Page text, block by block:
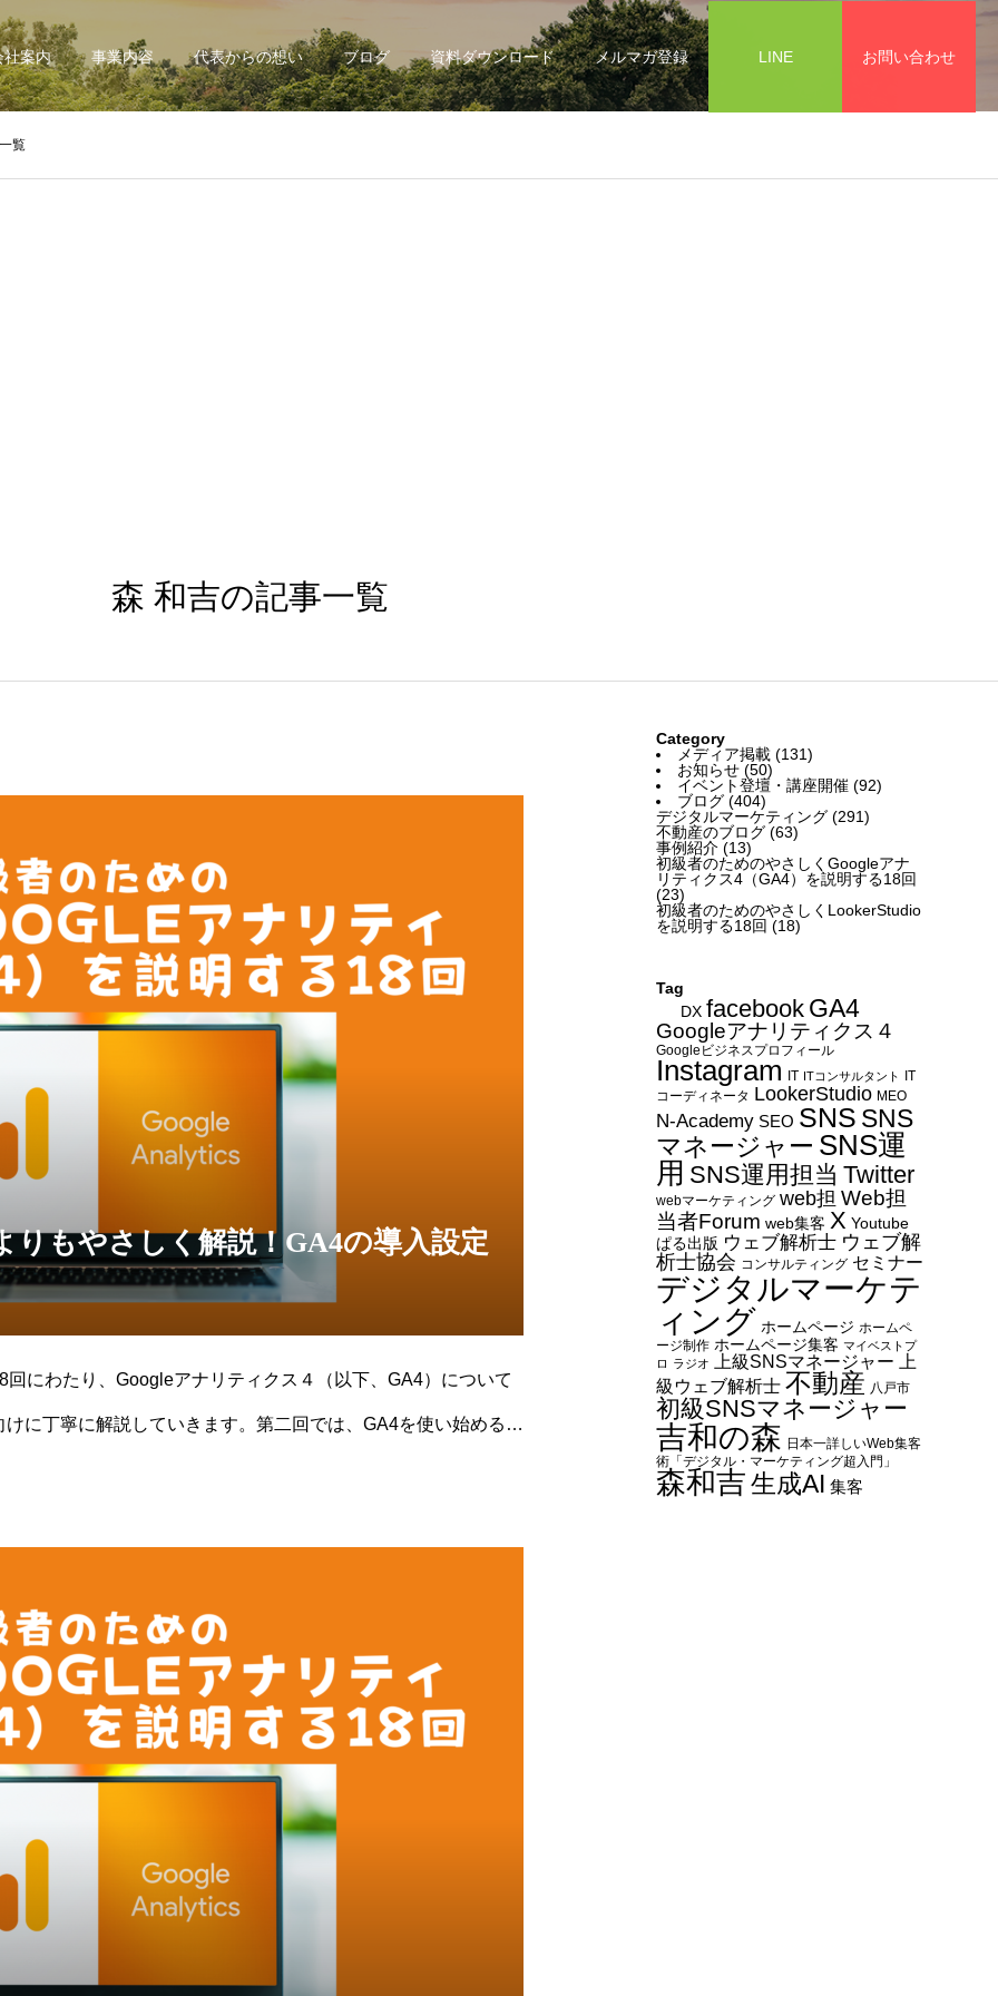
社案内 事業内容 代表からの想い ブログ 資料ダウンロード メルマガ登録 LINE お問い合わせ
覧
森 和吉の記事一覧
りもやさしく解説！GA4の導入設定
にわたり、Googleアナリティクス４（以下、GA4）について
に丁寧に解説していきます。第二回では、GA4を使い始めるた
Category
メディア掲載(131)
お知らせ(50)
イベント登壇・講座開催(92)
ブログ(404)
デジタルマーケティング(291)
不動産のブログ(63)
事例紹介(13)
初級者のためのやさしくGoogleアナ
リティクス4（GA4）を説明する18回
(23)
初級者のためのやさしくLookerStudio
を説明する18回 (18)
Tag
DX facebook GA4
Googleアナリティクス４
Googleビジネスプロフィール
Instagram IT ITコンサルタント IT
コーディネータ LookerStudio MEO
N-Academy SEO SNS SNS
マネージャー SNS運
用 SNS運用担当 Twitter
webマーケティング web担 Web担
当者Forum web集客 X Youtube
ぱる出版 ウェブ解析士 ウェブ解
析士協会 コンサルティング セミナー
デジタルマーケテ
ィング ホームページ ホームペ
ージ制作 ホームページ集客 マイベストプ
ロ ラジオ 上級SNSマネージャー
上
級ウェブ解析士 不動産 八戸市
初級SNSマネージャー
吉和の森 日本一詳しいWeb集客
術「デジタル・マーケティング超入門」
森和吉生成AI 集客